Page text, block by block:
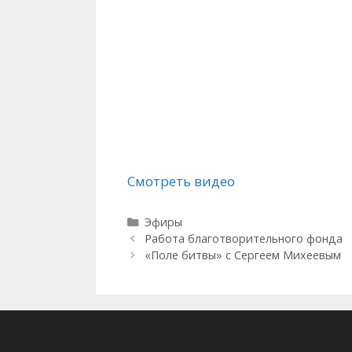
Смотреть видео
Рубрики
Эфиры
Работа благотворительного фонда
«Поле битвы» с Сергеем Михеевым